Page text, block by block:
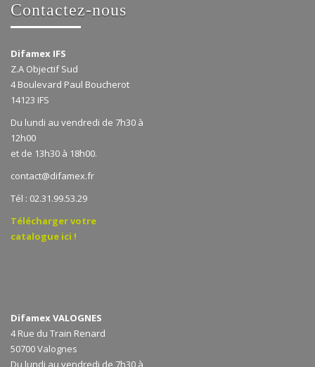
Contactez-nous
Difamex IFS
Z.A Objectif Sud
4 Boulevard Paul Boucherot
14123 IFS
Du lundi au vendredi de 7h30 à
12h00
et de 13h30 à 18h00.
contact@difamex.fr
Tél : 02.31.99.53.29
Télécharger votre
catalogue ici !
Difamex VALOGNES
4 Rue du Train Renard
50700 Valognes
Du lundi au vendredi de 7h30 à